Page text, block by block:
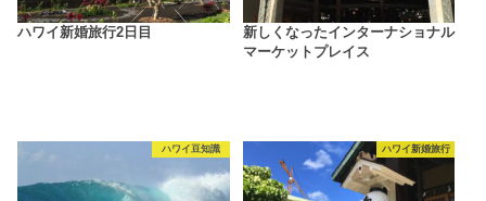
ハワイ新婚旅行2日目
新しくなったインターナショナル
マーケットプレイス
ハワイ豆知識 ハワイ新婚旅行